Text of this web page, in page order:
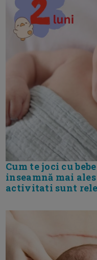
Cum te joci cu
inseamnă mai
activitati sunt